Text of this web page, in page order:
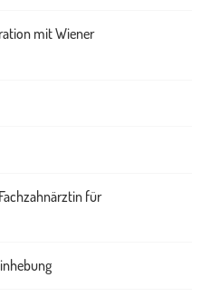
mit Wiener
für